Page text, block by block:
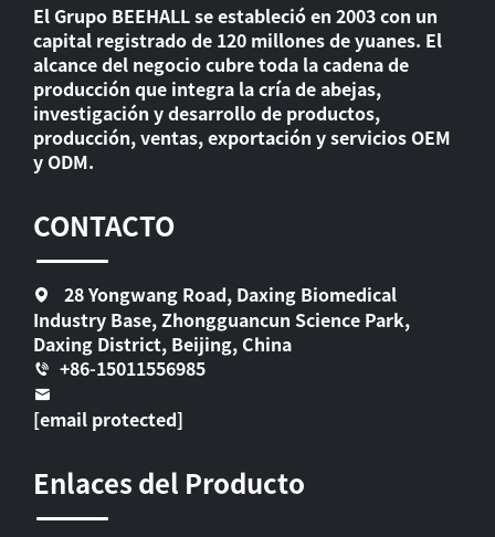
El Grupo BEEHALL se estableció en 2003 con un
capital registrado de 120 millones de yuanes. El
alcance del negocio cubre toda la cadena de
producción que integra la cría de abejas,
investigación y desarrollo de productos,
producción, ventas, exportación y servicios OEM
y ODM.
CONTACTO
28 Yongwang Road, Daxing Biomedical
Industry Base, Zhongguancun Science Park,
Daxing District, Beijing, China
+86-15011556985
[email protected]
Enlaces del Producto